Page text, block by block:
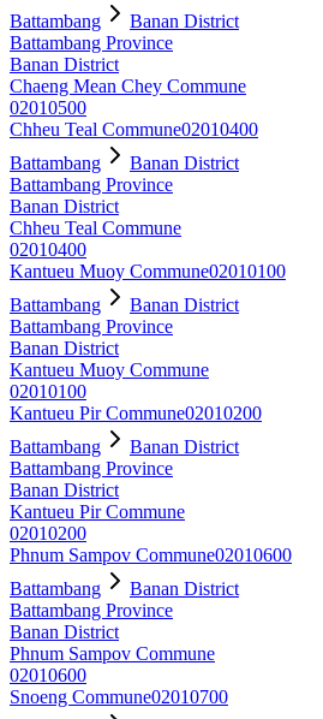
Battambang
Banan District
Battambang Province
Banan District
Chaeng Mean Chey Commune
02010500
Chheu Teal Commune02010400
Battambang
Banan District
Battambang Province
Banan District
Chheu Teal Commune
02010400
Kantueu Muoy Commune02010100
Battambang
Banan District
Battambang Province
Banan District
Kantueu Muoy Commune
02010100
Kantueu Pir Commune02010200
Battambang
Banan District
Battambang Province
Banan District
Kantueu Pir Commune
02010200
Phnum Sampov Commune02010600
Battambang
Banan District
Battambang Province
Banan District
Phnum Sampov Commune
02010600
Snoeng Commune02010700